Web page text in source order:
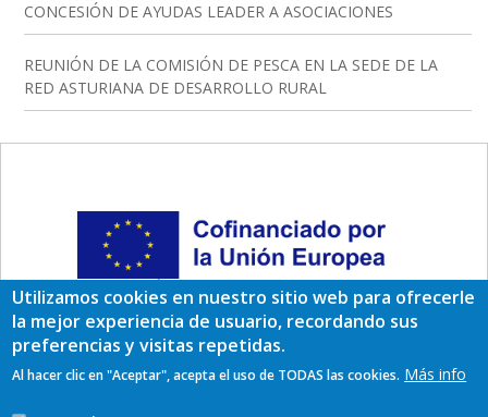
CONCESIÓN DE AYUDAS LEADER A ASOCIACIONES
REUNIÓN DE LA COMISIÓN DE PESCA EN LA SEDE DE LA
RED ASTURIANA DE DESARROLLO RURAL
Utilizamos cookies en nuestro sitio web para ofrecerle
la mejor experiencia de usuario, recordando sus
preferencias y visitas repetidas.
Al hacer clic en "Aceptar", acepta el uso de TODAS las cookies. Más info